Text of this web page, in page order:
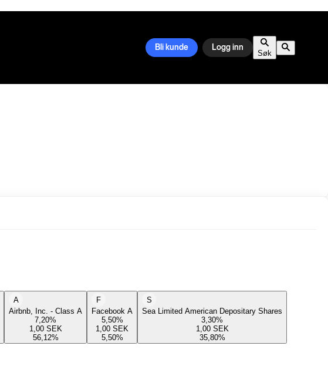
Bli kunde Logg inn
Søk
A
Airbnb, Inc. - Class A
7,20%
1,00 SEK
56,12%
F
Facebook A
5,50%
1,00 SEK
5,50%
S
Sea Limited American Depositary Shares
3,30%
1,00 SEK
35,80%